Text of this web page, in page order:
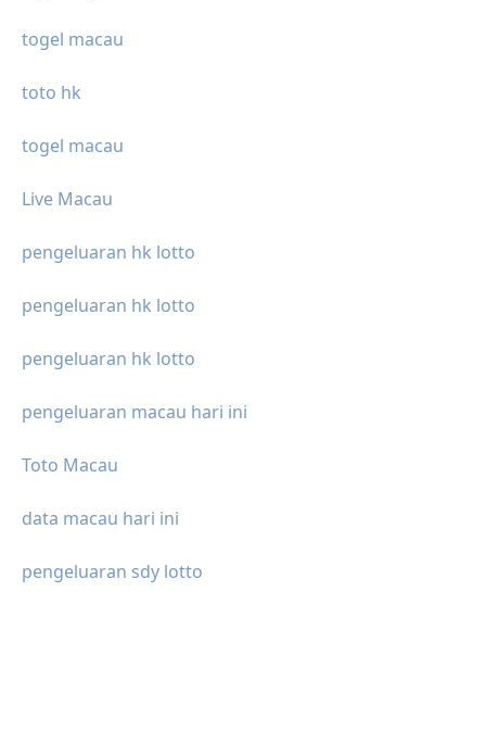
togel macau
toto hk
togel macau
Live Macau
pengeluaran hk lotto
pengeluaran hk lotto
pengeluaran hk lotto
pengeluaran macau hari ini
Toto Macau
data macau hari ini
pengeluaran sdy lotto